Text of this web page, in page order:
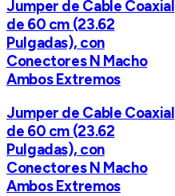
Jumper de Cable Coaxial
de 60 cm (23.62
Pulgadas), con
Conectores N Macho
Ambos Extremos
Jumper de Cable Coaxial
de 60 cm (23.62
Pulgadas), con
Conectores N Macho
Ambos Extremos